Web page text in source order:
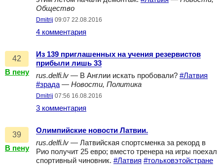
Общество
Dmitrij 09:07 22.08.2016
4 комментария
42
В пену
Из 139 приглашенных на учения резервистов
прибыли лишь 33
rus.delfi.lv — В Англии искать пробовали? #Латвия
#зрада — Новости, Политика
Dmitrij 07:56 16.08.2016
3 комментария
39
В пену
Олимпийские новости Латвии.
rus.delfi.lv — Латвийская спортсменка за рекорд в
Рио получит 25 евро; вместо тренера на игры поехал
спортивный чиновник. #Латвия #тольковэтойстране